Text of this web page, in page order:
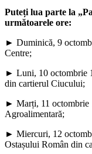
Puteți lua parte la
următoarele ore:
► Duminică, 9
Centre;
► Luni, 10 octombrie
din cartierul Ciucului;
► Marți, 11 octombrie
Agroalimentară;
► Miercuri, 12
Ostașului Român din